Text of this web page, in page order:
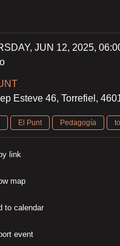
JUN 12, 2025,
Esteve 46, Torrefiel,
El Punt Pedagogía
link
map
to calendar
event